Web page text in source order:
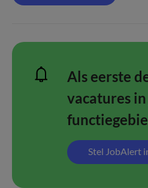
Als eerste
vacatures
Stel JobAlert